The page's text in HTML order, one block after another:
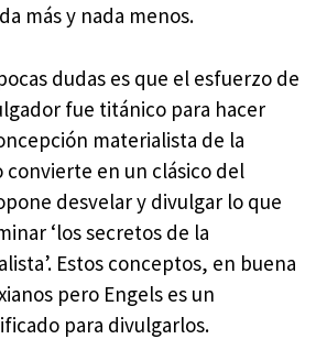
más y nada menos.
dudas es que el esfuerzo de
fue titánico para hacer
materialista de la
convierte en un clásico del
desvelar y divulgar lo que
‘los secretos de la
Estos conceptos, en buena
pero Engels es un
para divulgarlos.